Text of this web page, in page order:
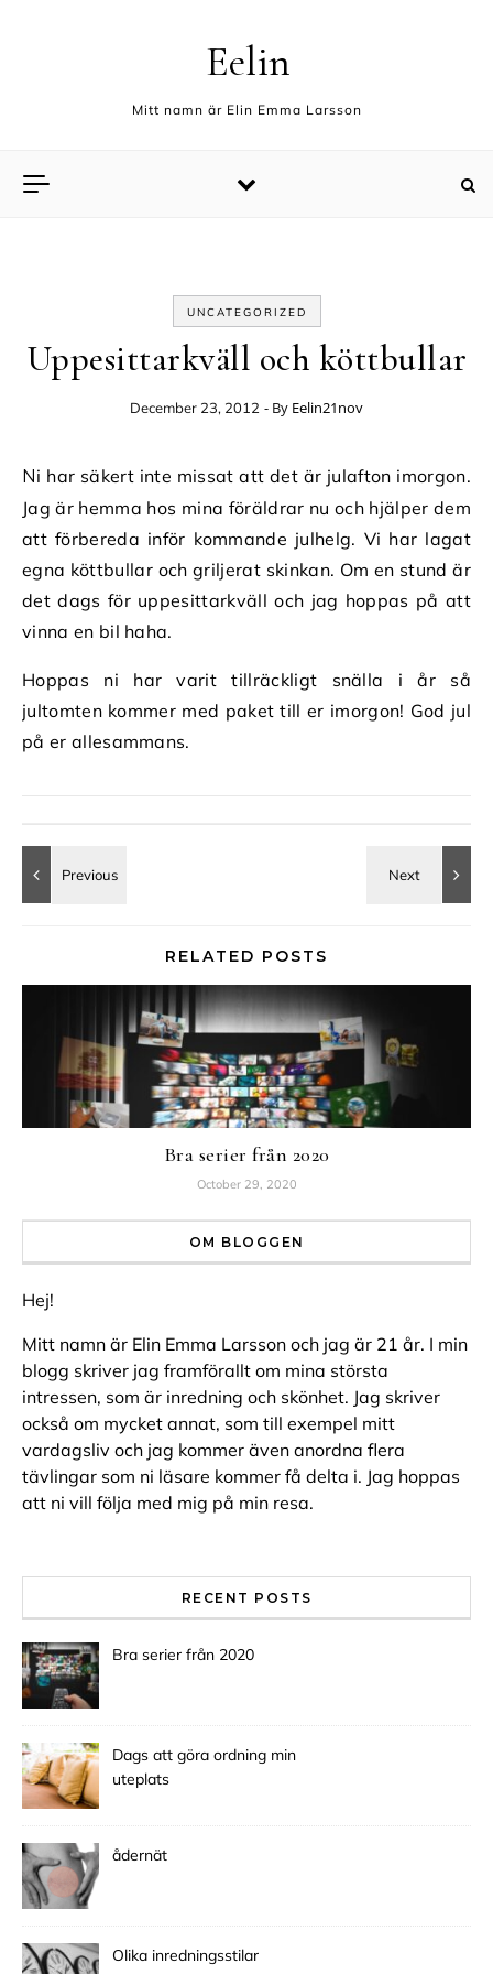
Eelin
Mitt namn är Elin Emma Larsson
UNCATEGORIZED
Uppesittarkväll och köttbullar
December 23, 2012 - By Eelin21nov
Ni har säkert inte missat att det är julafton imorgon.
Jag är hemma hos mina föräldrar nu och hjälper dem
att förbereda inför kommande julhelg. Vi har lagat
egna köttbullar och griljerat skinkan. Om en stund är
det dags för uppesittarkväll och jag hoppas på att
vinna en bil haha.
Hoppas ni har varit tillräckligt snälla i år så
jultomten kommer med paket till er imorgon! God jul
på er allesammans.
RELATED POSTS
Bra serier från 2020
October 29, 2020
OM BLOGGEN
Hej!
Mitt namn är Elin Emma Larsson och jag är 21 år. I min
blogg skriver jag framförallt om mina största
intressen, som är inredning och skönhet. Jag skriver
också om mycket annat, som till exempel mitt
vardagsliv och jag kommer även anordna flera
tävlingar som ni läsare kommer få delta i. Jag hoppas
att ni vill följa med mig på min resa.
RECENT POSTS
Bra serier från 2020
Dags att göra ordning min
uteplats
ådernät
Olika inredningsstilar